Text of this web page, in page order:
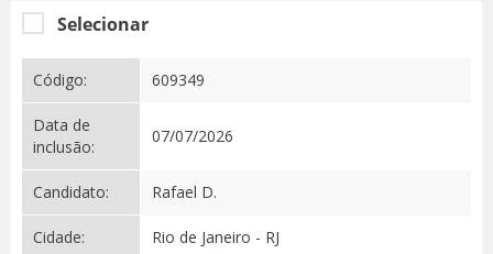
Selecionar
Código: 609349
Data de
inclusão:
07/07/2026
Candidato: Rafael D.
Cidade: Rio de Janeiro - RJ